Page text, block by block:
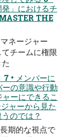
」におけるチ
THE
ネージャー
チームに権限
• メンバーに
ーの意識や行動
ーにできるこ
ャーから見た
のでは？
期的な視点で